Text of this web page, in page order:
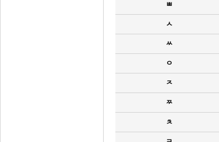
ㅃ
ㅅ
ㅆ
ㅇ
ㅈ
ㅉ
ㅊ